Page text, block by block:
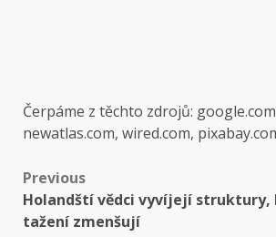
Čerpáme z těchto zdrojů:
newatlas.com, wired.com,
Post
navigation
Previous
Holandští vědci vyvíjejí struktury,
tažení zmenšují